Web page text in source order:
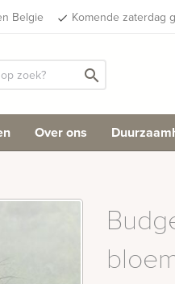
Belgie done Komende zaterdag
search
Over ons